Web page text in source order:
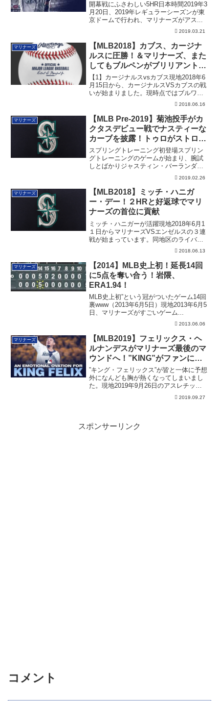
る
開幕戦にふさわしい5HR日本時間2019年3
月20日、2019年レギュラーシーズンが東
京ドームで行われ、マリナーズがアス...
2019.03.21
マリナーズ
【MLB2018】カブス、カージナ
ルスに圧勝！＆マリナーズ、また
してもブルペンがブリリアントな
仕事を演じる
【1】カージナルスvsカブス現地2018年6
月15日から、カージナルスVSカブスの戦
いが始まりました。現時点ではブルワ
2018.06.16
マリナーズ
【MLB Pre-2019】菊池投手がカ
クタスデビュー戦でナスティーな
カーブを披露！トゥロがストロー
マンからHR
スプリングトレーニング初登場スプリン
グトレーニングのゲームが始まり、腕試
しとばかりジャスティン・バーランダー
2019.02.26
マリナーズ
【MLB2018】ミッチ・ハニガ
ー・デー！２HRと好返球でマリ
ナーズの首位に貢献
ミッチ・ハニガーが活躍現地2018年6月1
１日からマリナーズVSエンゼルスの３連
戦が始まっています。同地区のライバル
2018.06.13
マリナーズ
【2014】MLB史上初！延長14回
に5点を奪い合う！岩隈、
ERA1.94！
MLB史上初”という冠がついたゲーム14回
裏www（2013年6月5日）現地2013年6月5
日、マリナーズがすごいゲーム...
2013.06.06
マリナーズ
【MLB2019】フェリックス・ヘ
ルナンデスがマリナーズ最後のマ
ウンドへ！”KING”がファンに感
謝！
”キング・フェリックス”が皆と一体に予想
外になんども胸が熱くなってしまいまし
た。現地2019年9月26日のアスレチック
2019.09.27
スポンサーリンク
コメント